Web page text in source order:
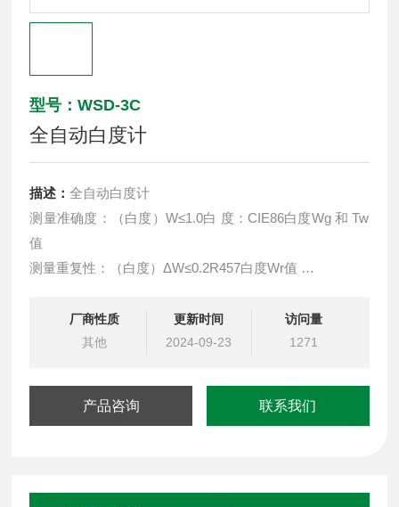
型号：WSD-3C
全自动白度计
描述：全自动白度计
测量准确度：（白度）W≤1.0白 度：CIE86白度Wg 和 Tw
值
测量重复性：（白度）ΔW≤0.2R457白度Wr值
工作温度：0-40°CGB5950白度Wj值
厂商性质
其他
更新时间
2024-09-23
访问量
1271
产品咨询 联系我们